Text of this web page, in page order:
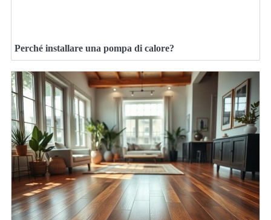
Perché installare una pompa di calore?